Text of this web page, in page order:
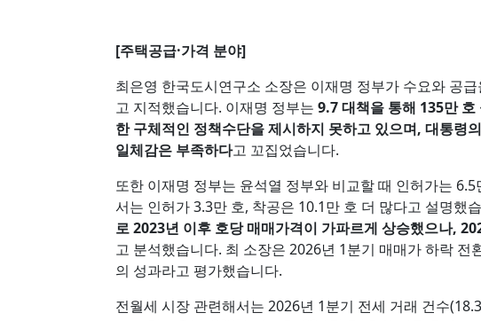
[주택공급·가격 분야]
최은영 한국도시연구소 소장은 이재명 정부가 수요와 공
고 지적했습니다. 이재명 정부는 9.7 대책을 통해 135만
한 구체적인 정책수단을 제시하지 못하고 있으며, 대통령
일체감은 부족하다고 꼬집었습니다.
또한 이재명 정부는 윤석열 정부와 비교할 때 인허가는
서는 인허가 3.3만 호, 착공은 10.1만 호 더 많다고 설명했
로 2023년 이후 호당 매매가격이 가파르게 상승했으나,
고 분석했습니다. 최 소장은 2026년 1분기 매매가 하락 전
의 성과라고 평가했습니다.
전월세 시장 관련해서는 2026년 1분기 전세 거래 건수